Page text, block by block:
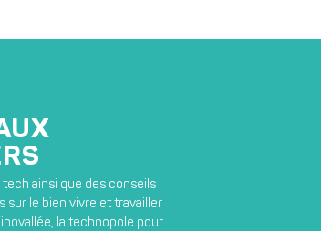
tech ainsi que des conseils
sur le bien vivre et travailler
la technopole pour